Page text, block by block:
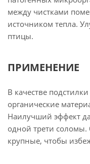
между чистками
источником тепла.
птицы.
ПРИМЕНЕНИЕ
В качестве
органические
Наилучший эффект
одной трети
крупные, чтобы